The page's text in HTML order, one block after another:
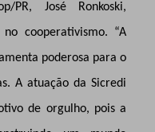
PR, José Ronkoski,
cooperativismo. “A
poderosa para o
A atuação da Sicredi
de orgulho, pois a